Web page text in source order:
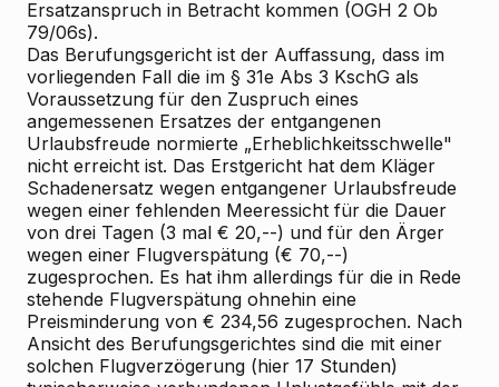
Ersatzanspruch in Betracht kommen (OGH 2 Ob
79/06s).
Das Berufungsgericht ist der Auffassung, dass im
vorliegenden Fall die im § 31e Abs 3 KschG als
Voraussetzung für den Zuspruch eines
angemessenen Ersatzes der entgangenen
Urlaubsfreude normierte „Erheblichkeitsschwelle"
nicht erreicht ist. Das Erstgericht hat dem Kläger
Schadenersatz wegen entgangener Urlaubsfreude
wegen einer fehlenden Meeressicht für die Dauer
von drei Tagen (3 mal € 20,--) und für den Ärger
wegen einer Flugverspätung (€ 70,--)
zugesprochen. Es hat ihm allerdings für die in Rede
stehende Flugverspätung ohnehin eine
Preisminderung von € 234,56 zugesprochen. Nach
Ansicht des Berufungsgerichtes sind die mit einer
solchen Flugverzögerung (hier 17 Stunden)